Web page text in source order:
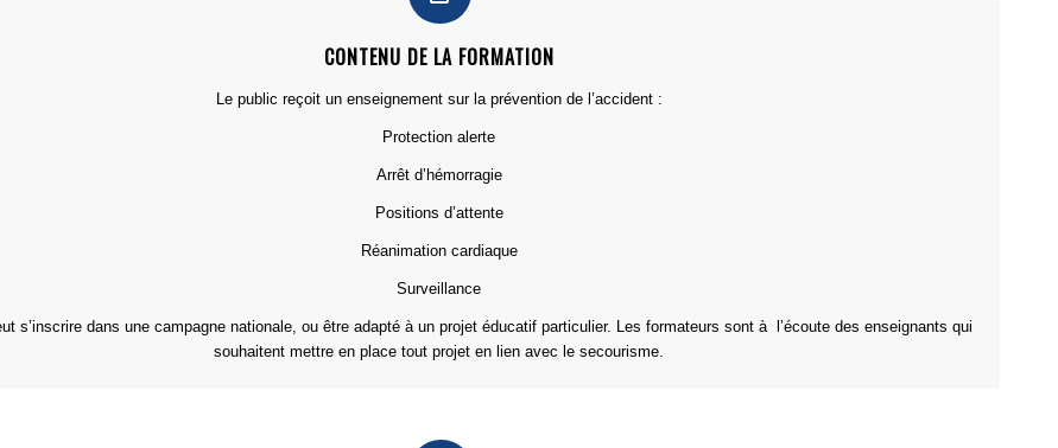
CONTENU DE LA FORMATION
Le public reçoit un enseignement sur la prévention de l’accident :
Protection alerte
Arrêt d’hémorragie
Positions d’attente
Réanimation cardiaque
Surveillance
s’inscrire dans une campagne nationale, ou être adapté à un projet éducatif particulier. Les formateurs sont à l’écoute des enseignants qui
souhaitent mettre en place tout projet en lien avec le secourisme.